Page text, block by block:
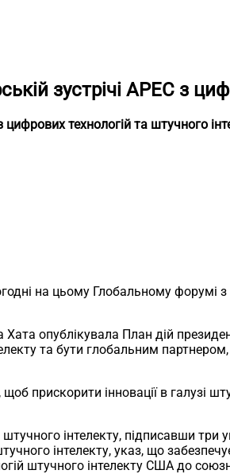
зустрічі APEC з
цифрових технологій та штучного
на цьому Глобальному форумі
опублікувала План дій
та бути глобальним
прискорити інновації в галузі
інтелекту, підписавши
інтелекту, указ, що
штучного інтелекту США до